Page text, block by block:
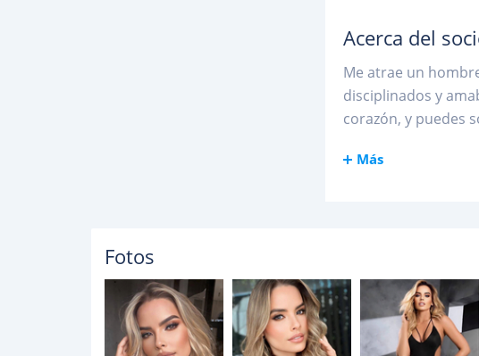
Acerca del
Me atrae un
disciplinados y
corazón, y puedes
Más
Fotos